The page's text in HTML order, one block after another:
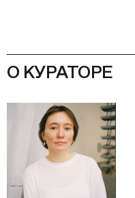
О КУРАТОРЕ